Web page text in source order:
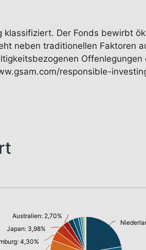
Der Fonds bewirbt
neben traditionellen Faktoren
Offenlegungen
responsible-
4,30%
Japan: 3,98%
Australien: 2,70%